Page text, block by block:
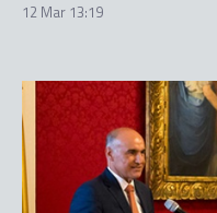
12 Mar 13:19